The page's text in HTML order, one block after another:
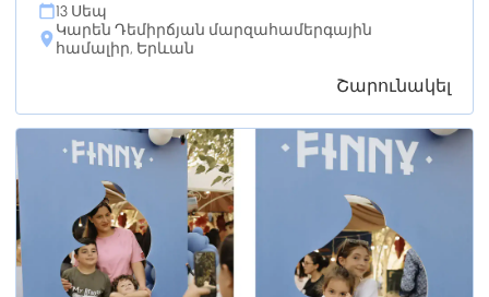
13 Սեպ
Կարեն Դեմիրճյան մարզահամերգային
համալիր, Երևան
Շարունակել